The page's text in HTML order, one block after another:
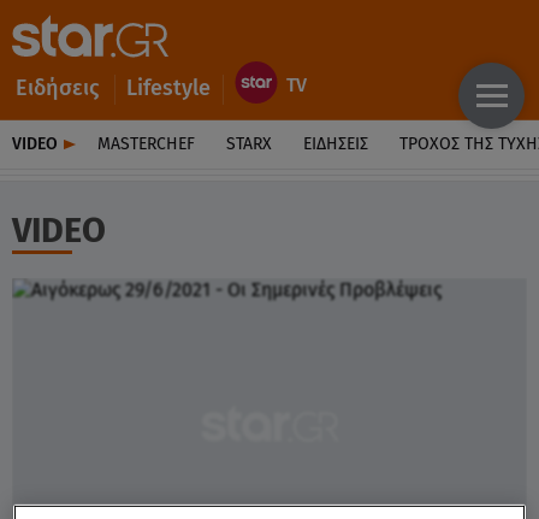
Ειδήσεις Lifestyle
VIDEO MASTERCHEF STARX ΕΙΔΉΣΕΙΣ ΤΡΟΧΌΣ ΤΗΣ
VIDEO